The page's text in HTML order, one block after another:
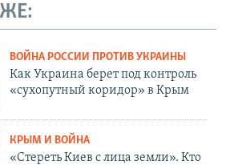
ВОЙНА РОССИИ ПРОТИВ УКРАИНЫ
Как Украина берет под контроль
«сухопутный коридор» в Крым
КРЫМ И ВОЙНА
«Стереть Киев с лица земли». Кто